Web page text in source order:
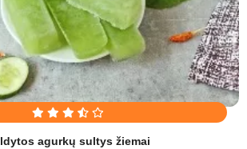
agurkų sultys žiemai